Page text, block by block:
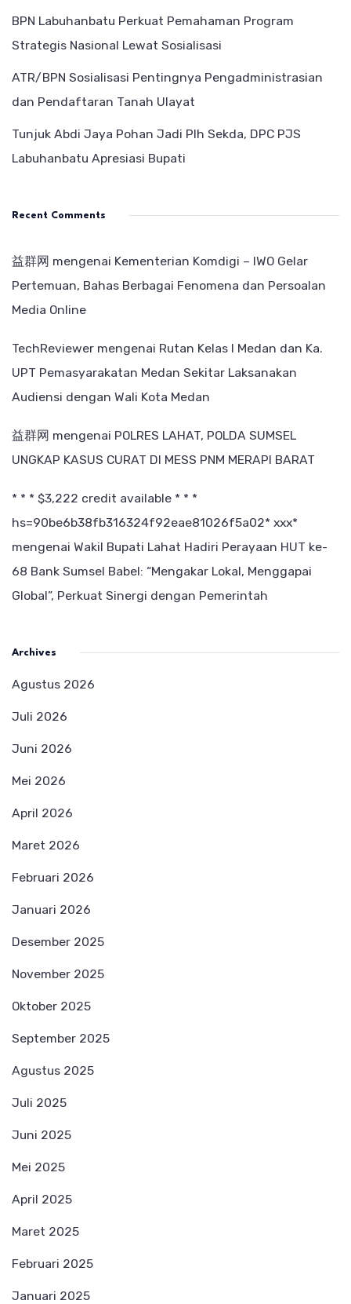
BPN Labuhanbatu Perkuat Pemahaman Program
Strategis Nasional Lewat Sosialisasi
ATR/BPN Sosialisasi Pentingnya Pengadministrasian
dan Pendaftaran Tanah Ulayat
Tunjuk Abdi Jaya Pohan Jadi Plh Sekda, DPC PJS
Labuhanbatu Apresiasi Bupati
Recent Comments
益群网 mengenai Kementerian Komdigi – IWO Gelar
Pertemuan, Bahas Berbagai Fenomena dan Persoalan
Media Online
TechReviewer mengenai Rutan Kelas I Medan dan Ka.
UPT Pemasyarakatan Medan Sekitar Laksanakan
Audiensi dengan Wali Kota Medan
益群网 mengenai POLRES LAHAT, POLDA SUMSEL
UNGKAP KASUS CURAT DI MESS PNM MERAPI BARAT
* * * $3,222 credit available * * *
hs=90be6b38fb316324f92eae81026f5a02* ххх*
mengenai Wakil Bupati Lahat Hadiri Perayaan HUT ke-
68 Bank Sumsel Babel: “Mengakar Lokal, Menggapai
Global”, Perkuat Sinergi dengan Pemerintah
Archives
Agustus 2026
Juli 2026
Juni 2026
Mei 2026
April 2026
Maret 2026
Februari 2026
Januari 2026
Desember 2025
November 2025
Oktober 2025
September 2025
Agustus 2025
Juli 2025
Juni 2025
Mei 2025
April 2025
Maret 2025
Februari 2025
Januari 2025